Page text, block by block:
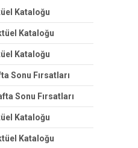
Kataloğu
Kataloğu
Kataloğu
Sonu Fırsatları
Sonu Fırsatları
Kataloğu
Kataloğu